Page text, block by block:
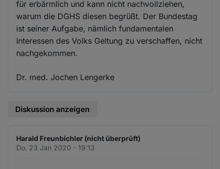
für erbärmlich und kann nicht nachvollziehen,
warum die DGHS diesen begrüßt. Der Bundestag
ist seiner Aufgabe, nämlich fundamentalen
Interessen des Volks Geltung zu verschaffen, nicht
nachgekommen.
Dr. med. Jochen Lengerke
Diskussion anzeigen
Harald Freunbichler (nicht überprüft)
Do. 23 Jan 2020 - 19:13